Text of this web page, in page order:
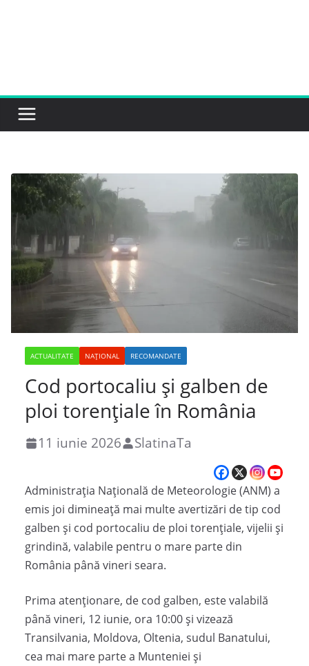
ACTUALITATE NAȚIONAL RECOMANDATE
Cod portocaliu și galben de
ploi torențiale în România
11 iunie 2026 SlatinaTa
Administrația Națională de Meteorologie (ANM) a
emis joi dimineață mai multe avertizări de tip cod
galben și cod portocaliu de ploi torențiale, vijelii și
grindină, valabile pentru o mare parte din
România până vineri seara.
Prima atenționare, de cod galben, este valabilă
până vineri, 12 iunie, ora 10:00 și vizează
Transilvania, Moldova, Oltenia, sudul Banatului,
cea mai mare parte a Munteniei și